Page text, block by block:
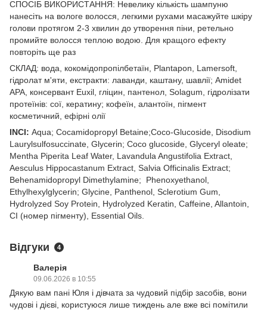
СПОСІБ ВИКОРИСТАННЯ: Невелику кількість шампуню
нанесіть на вологе волосся, легкими рухами масажуйте шкіру
голови протягом 2-3 хвилин до утворення піни, ретельно
промийте волосся теплою водою. Для кращого ефекту
повторіть ще раз
СКЛАД: вода, кокомідопропілбетаїн, Plantapon, Lamersoft,
гідролат м'яти, екстракти: лаванди, каштану, шавлії; Amidet
APA, консервант Euxil, гліцин, пантенол, Solagum, гідролізати
протеїнів: сої, кератину; кофеїн, алантоїн, пігмент
косметичний, ефірні олії
INCI: Aqua; Cocamidopropyl Betaine;Coco-Glucoside, Disodium
Laurylsulfosuccinate, Glycerin; Coco glucoside, Glyceryl oleate;
Mentha Piperita Leaf Water, Lavandula Angustifolia Extract,
Aesculus Hippocastanum Extract, Salvia Officinalis Extract;
Behenamidopropyl Dimethylamine; Phenoxyethanol,
Ethylhexylglycerin; Glycine, Panthenol, Sclerotium Gum,
Hydrolyzed Soy Protein, Hydrolyzed Keratin, Caffeine, Allantoin,
CI (номер пігменту), Essential Oils.
Відгуки 4
Валерія
09.06.2026 в 10:55
Дякую вам пані Юля і дівчата за чудовий підбір засобів, вони
чудові і дієві, користуюся лише тиждень але вже всі помітили